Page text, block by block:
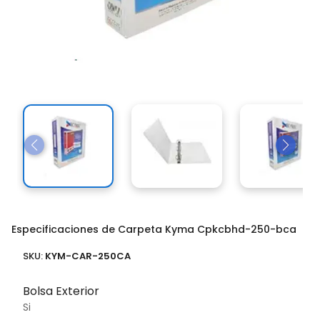
Especificaciones de Carpeta Kyma Cpkcbhd-250-bca
SKU: KYM-CAR-250CA
Bolsa Exterior
Si